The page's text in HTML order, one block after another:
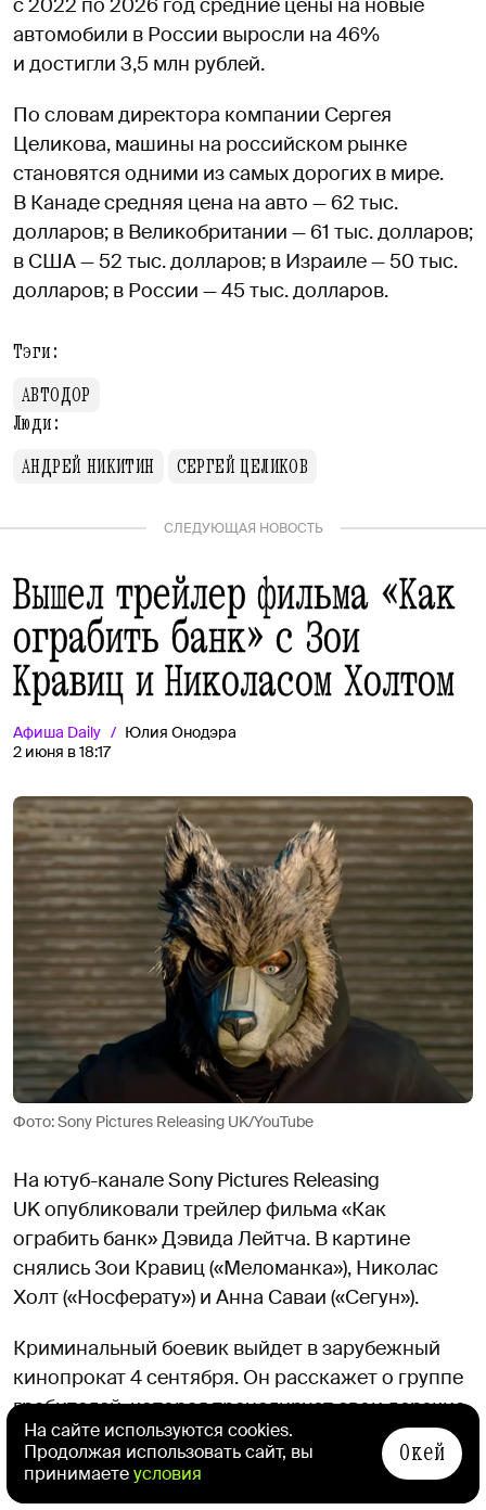
с 2022 по 2026 год средние цены на новые
автомобили в России выросли на 46%
и достигли 3,5 млн рублей.
По словам директора компании Сергея
Целикова, машины на российском рынке
становятся одними из самых дорогих в мире.
В Канаде средняя цена на авто — 62 тыс.
долларов; в Великобритании — 61 тыс. долларов;
в США — 52 тыс. долларов; в Израиле — 50 тыс.
долларов; в России — 45 тыс. долларов.
Тэги:
АВТОДОР
Люди:
АНДРЕЙ НИКИТИН
СЕРГЕЙ ЦЕЛИКОВ
СЛЕДУЮЩАЯ НОВОСТЬ
Вышел трейлер фильма «Как
ограбить банк» с Зои
Кравиц и Николасом Холтом
Афиша Daily
Юлия Онодэра
2 июня в 18:17
Фото: Sony Pictures Releasing UK/YouTube
На ютуб-канале Sony Pictures Releasing
UK опубликовали трейлер фильма «Как
ограбить банк» Дэвида Лейтча. В картине
снялись Зои Кравиц («Меломанка»), Николас
Холт («Носферату») и Анна Саваи («Сегун»).
Криминальный боевик выйдет в зарубежный
кинопрокат 4 сентября. Он расскажет о группе
грабителей, которая транслирует свои дерзкие
преступления в соцсетях. Растущая
популярность воров ставит их под прицел
опытного агента ФБР.
На сайте используются cookies.
Продолжая использовать сайт, вы
принимаетеусловия
Окей